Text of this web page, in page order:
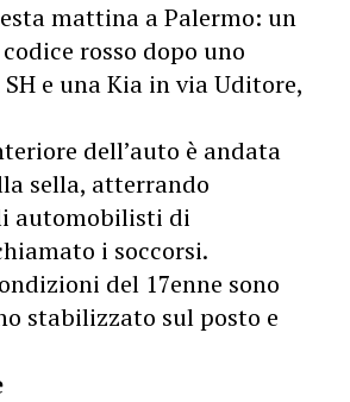
mattina a Palermo: un
rosso dopo uno
e una Kia in via Uditore,
dell’auto è andata
sella, atterrando
automobilisti di
i soccorsi.
del 17enne sono
stabilizzato sul posto e